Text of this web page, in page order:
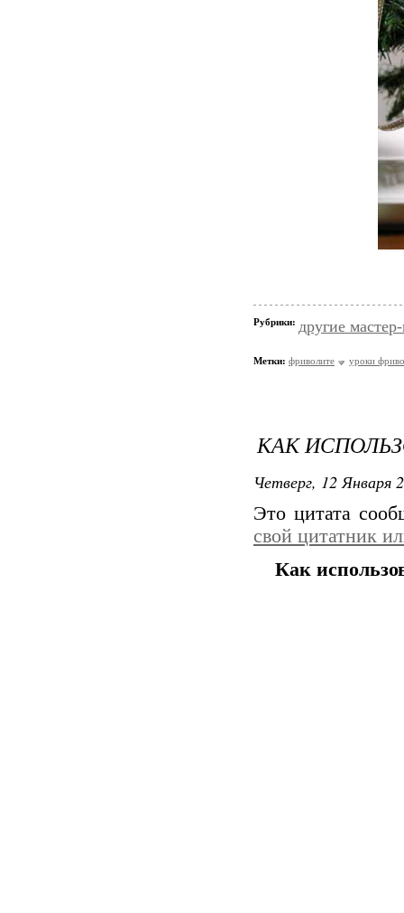
Рубрики: другие
Метки: фриволите уроки
КАК
Четверг, 12 Января
Это цитата
свой цитатник
Как